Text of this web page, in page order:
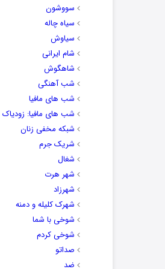
سووشون
سیاه چاله
سیاوش
شام ایرانی
شاهگوش
شب آهنگی
شب های مافیا
شب های مافیا: زودیاک
شبکه مخفی زنان
شریک جرم
شغال
شهر هرت
شهرزاد
شهرک کلیله و دمنه
شوخی با شما
شوخی کردم
صداتو
ضد